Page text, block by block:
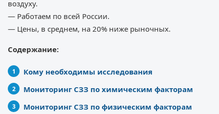
воздуху.
— Работаем по всей России.
— Цены, в среднем, на 20% ниже рыночных.
Содержание:
Кому необходимы исследования
Мониторинг СЗЗ по химическим факторам
Мониторинг СЗЗ по физическим факторам